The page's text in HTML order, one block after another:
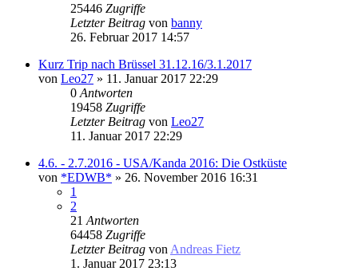
25446 Zugriffe
Letzter Beitrag von banny
26. Februar 2017 14:57
Kurz Trip nach Brüssel 31.12.16/3.1.2017
von Leo27 » 11. Januar 2017 22:29
0 Antworten
19458 Zugriffe
Letzter Beitrag von Leo27
11. Januar 2017 22:29
4.6. - 2.7.2016 - USA/Kanda 2016: Die Ostküste
von *EDWB* » 26. November 2016 16:31
1
2
21 Antworten
64458 Zugriffe
Letzter Beitrag von Andreas Fietz
1. Januar 2017 23:13